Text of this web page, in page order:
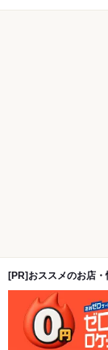
[PR]おススメのお店・